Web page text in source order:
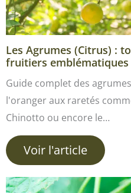
Les Agrumes (Citrus) :
fruitiers emblématiques
Guide complet des
l'oranger aux raretés
Chinotto ou encore le…
Voir l'article